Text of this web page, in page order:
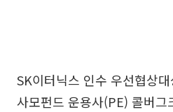
SK이터닉스 인수 우선협상
사모펀드 운용사(PE) 콜버